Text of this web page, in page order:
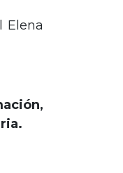
Elena